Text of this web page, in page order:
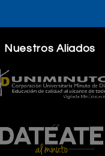
Nuestros Aliados